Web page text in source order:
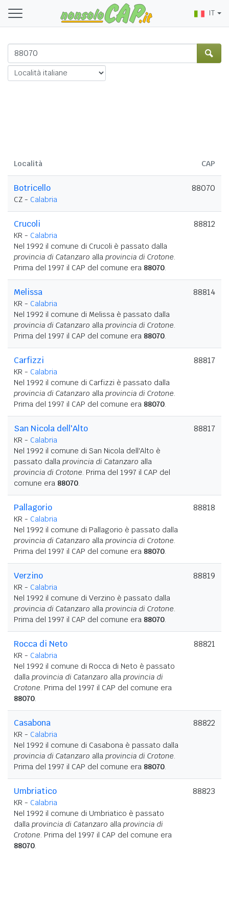
IT
Località CAP
Botricello
CZ - Calabria
88070
Crucoli
KR - Calabria
Nel 1992 il comune di Crucoli è passato dalla
provincia di Catanzaro alla provincia di Crotone.
Prima del 1997 il CAP del comune era 88070.
88812
Melissa
KR - Calabria
Nel 1992 il comune di Melissa è passato dalla
provincia di Catanzaro alla provincia di Crotone.
Prima del 1997 il CAP del comune era 88070.
88814
Carfizzi
KR - Calabria
Nel 1992 il comune di Carfizzi è passato dalla
provincia di Catanzaro alla provincia di Crotone.
Prima del 1997 il CAP del comune era 88070.
88817
San Nicola dell'Alto
KR - Calabria
Nel 1992 il comune di San Nicola dell'Alto è
passato dalla provincia di Catanzaro alla
provincia di Crotone. Prima del 1997 il CAP del
comune era 88070.
88817
Pallagorio
KR - Calabria
Nel 1992 il comune di Pallagorio è passato dalla
provincia di Catanzaro alla provincia di Crotone.
Prima del 1997 il CAP del comune era 88070.
88818
Verzino
KR - Calabria
Nel 1992 il comune di Verzino è passato dalla
provincia di Catanzaro alla provincia di Crotone.
Prima del 1997 il CAP del comune era 88070.
88819
Rocca di Neto
KR - Calabria
Nel 1992 il comune di Rocca di Neto è passato
dalla provincia di Catanzaro alla provincia di
Crotone. Prima del 1997 il CAP del comune era
88070.
88821
Casabona
KR - Calabria
Nel 1992 il comune di Casabona è passato dalla
provincia di Catanzaro alla provincia di Crotone.
Prima del 1997 il CAP del comune era 88070.
88822
Umbriatico
KR - Calabria
Nel 1992 il comune di Umbriatico è passato
dalla provincia di Catanzaro alla provincia di
Crotone. Prima del 1997 il CAP del comune era
88070.
88823